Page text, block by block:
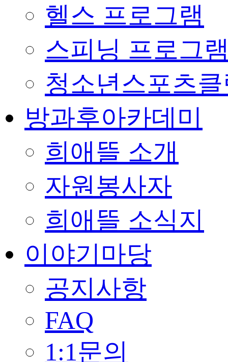
헬스 프로그램
스피닝 프로그
청소년스포츠
방과후아카데미
희애뜰 소개
자원봉사자
희애뜰 소식지
이야기마당
공지사항
FAQ
1:1문의